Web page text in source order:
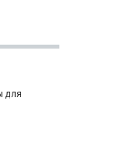
для